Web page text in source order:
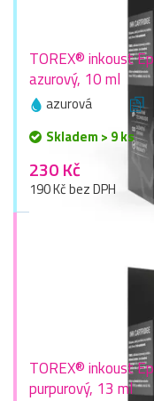
TOREX® inkoust
azurový, 10 ml
azurová
Skladem > 9 ks
230 Kč
190 Kč bez DPH
TOREX® inkoust
purpurový, 13 ml